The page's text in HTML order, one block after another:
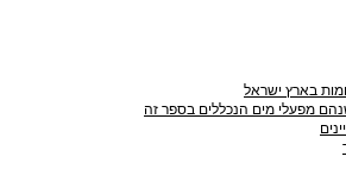
בארץ ישראל
מפעלי מים הנכללים בספר זה